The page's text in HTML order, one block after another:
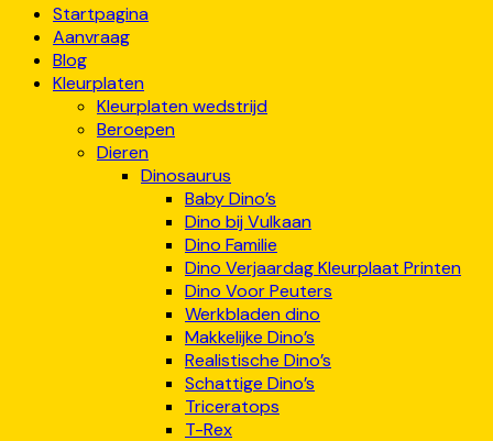
Startpagina
Aanvraag
Blog
Kleurplaten
Kleurplaten wedstrijd
Beroepen
Dieren
Dinosaurus
Baby Dino’s
Dino bij Vulkaan
Dino Familie
Dino Verjaardag Kleurplaat Printen
Dino Voor Peuters
Werkbladen dino
Makkelijke Dino’s
Realistische Dino’s
Schattige Dino’s
Triceratops
T-Rex